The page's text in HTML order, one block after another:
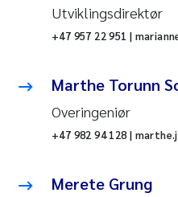
Utviklingsdirektør
+47 957 22 951 |
Marthe Torunn
Overingeniør
+47 982 94 128 |
Merete Grung